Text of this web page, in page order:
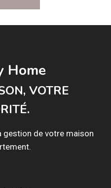
Home
VOTRE
gestion de votre maison